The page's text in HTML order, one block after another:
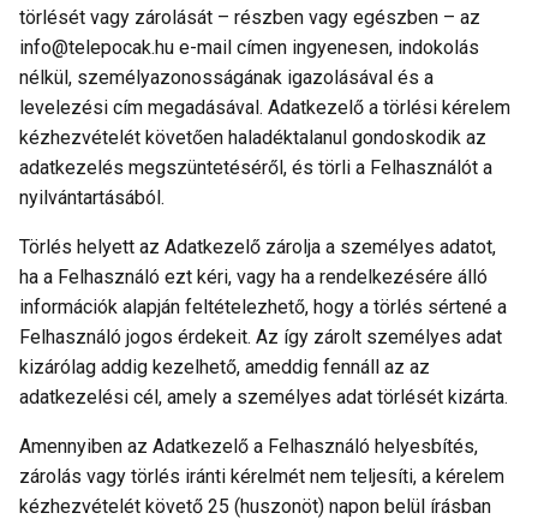
törlését vagy zárolását – részben vagy egészben – az
info@telepocak.hu e-mail címen ingyenesen, indokolás
nélkül, személyazonosságának igazolásával és a
levelezési cím megadásával. Adatkezelő a törlési kérelem
kézhezvételét követően haladéktalanul gondoskodik az
adatkezelés megszüntetéséről, és törli a Felhasználót a
nyilvántartásából.
Törlés helyett az Adatkezelő zárolja a személyes adatot,
ha a Felhasználó ezt kéri, vagy ha a rendelkezésére álló
információk alapján feltételezhető, hogy a törlés sértené a
Felhasználó jogos érdekeit. Az így zárolt személyes adat
kizárólag addig kezelhető, ameddig fennáll az az
adatkezelési cél, amely a személyes adat törlését kizárta.
Amennyiben az Adatkezelő a Felhasználó helyesbítés,
zárolás vagy törlés iránti kérelmét nem teljesíti, a kérelem
kézhezvételét követő 25 (huszonöt) napon belül írásban